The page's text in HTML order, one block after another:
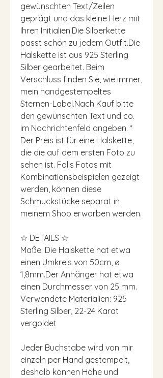
gewünschten Text/Zeilen
geprägt und das kleine Herz mit
Ihren Initialien.Die Silberkette
passt schön zu jedem Outfit.Die
Halskette ist aus 925 Sterling
Silber gearbeitet. Beim
Verschluss finden Sie, wie immer,
mein handgestempeltes
Sternen-Label.Nach Kauf bitte
den gewünschten Text und co.
im Nachrichtenfeld angeben. *
Der Preis ist für eine Halskette,
die die auf dem ersten Foto zu
sehen ist. Falls Fotos mit
Kombinationsbeispielen gezeigt
werden, können diese
Schmuckstücke separat in
meinem Shop erworben werden.
☆ DETAILS ☆
Maße: Die Halskette hat etwa
einen Umkreis von 50cm, ø
1,8mm.Der Anhänger hat etwa
einen Durchmesser von 25 mm.
Verwendete Materialien: 925
Sterling Silber, 22-24 Karat
vergoldet
Jeder Buchstabe wird von mir
einzeln per Hand gestempelt,
deshalb können Höhe und